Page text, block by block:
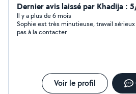
Dernier avis laissé par Khadija :
Il y a plus de 6 mois
Sophie est très minutieuse, travail sérieux
pas à la contacter
Voir le profil